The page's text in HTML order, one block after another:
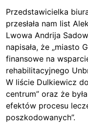
Przedstawicielka
przesłała nam list
Lwowa Andrija
napisała, że „miasto
finansowe na
rehabilitacyjnego
W liście Dulkiewicz
centrum” oraz że
efektów procesu
poszkodowanych”.